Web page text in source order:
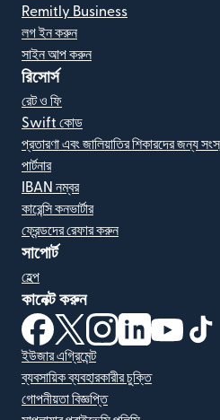
Remitly Business
লগ ইন করুন
সাইন আপ করুন
রিসোর্স
রেট ও ফি
Swift কোড
প্রতারণা এবং জালিয়াতির শিকারদের জন্য
পার্টনার
IBAN নম্বর
কারেন্সি কনভার্টার
ফ্রেন্ডদের রেফার করুন
সাপোর্ট
হেল্প
কানেক্ট করুন
(নতুন উইন্ডোতে খুলবে)
(নতুন উইন্ডোতে খুলবে)
(নতুন উইন্ডোতে খুলবে)
(নতুন উইন্ডোতে
(নতুন
ইউজার এগ্রিমেন্ট
ব্যবসায়িক ব্যবহারকারীর চুক্তি
গোপনীয়তা বিজ্ঞপ্তি